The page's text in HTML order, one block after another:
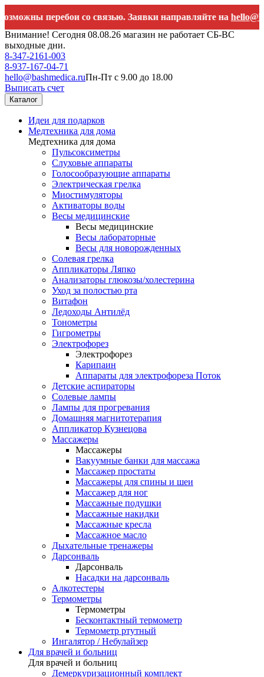
перебои со связью. Заявки направляйте на
Внимание! Сегодня 08.08.26 магазин не работает СБ-ВС
выходные дни.
8-347-2161-003
8-937-167-04-71
hello@bashmedica.ruПн-Пт с 9.00 до 18.00
Выписать счет
Каталог
Идеи для подарков
Медтехника для дома
Медтехника для дома
Пульсоксиметры
Слуховые аппараты
Голосообразующие аппараты
Электрическая грелка
Миостимуляторы
Активаторы воды
Весы медицинские
Весы медицинские
Весы лабораторные
Весы для новорожденных
Солевая грелка
Аппликаторы Ляпко
Анализаторы глюкозы/холестерина
Уход за полостью рта
Витафон
Ледоходы Антилёд
Тонометры
Гигрометры
Электрофорез
Электрофорез
Карипаин
Аппараты для электрофореза Поток
Детские аспираторы
Солевые лампы
Лампы для прогревания
Домашняя магнитотерапия
Аппликатор Кузнецова
Массажеры
Массажеры
Вакуумные банки для массажа
Массажер простаты
Массажеры для спины и шеи
Массажер для ног
Массажные подушки
Массажные накидки
Массажные кресла
Массажное масло
Дыхательные тренажеры
Дарсонваль
Дарсонваль
Насадки на дарсонваль
Алкотестеры
Термометры
Термометры
Бесконтактный термометр
Термометр ртутный
Ингалятор / Небулайзер
Для врачей и больниц
Для врачей и больниц
Демеркуризационный комплект